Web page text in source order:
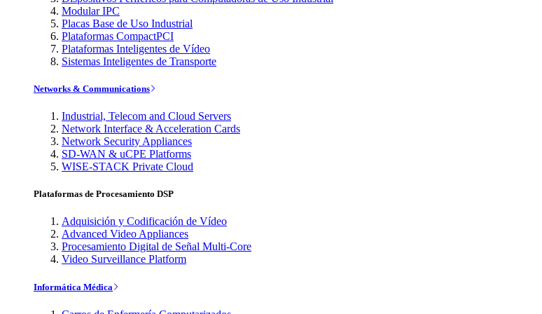
Modular IPC
Placas Base de Uso Industrial
Plataformas CompactPCI
Plataformas Inteligentes de Vídeo
Sistemas Inteligentes de Transporte
Networks & Communications
Industrial, Telecom and Cloud Servers
Network Interface & Acceleration Cards
Network Security Appliances
SD-WAN & uCPE Platforms
WISE-STACK Private Cloud
Plataformas de Procesamiento DSP
Adquisición y Codificación de Vídeo
Advanced Video Appliances
Procesamiento Digital de Señal Multi-Core
Video Surveillance Platform
Informática Médica